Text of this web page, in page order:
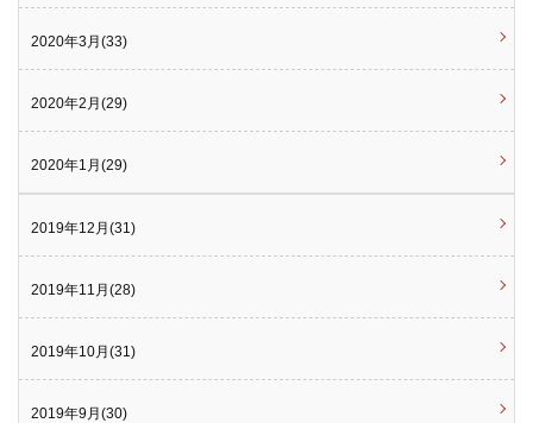
2020年3月(33)
2020年2月(29)
2020年1月(29)
2019年12月(31)
2019年11月(28)
2019年10月(31)
2019年9月(30)